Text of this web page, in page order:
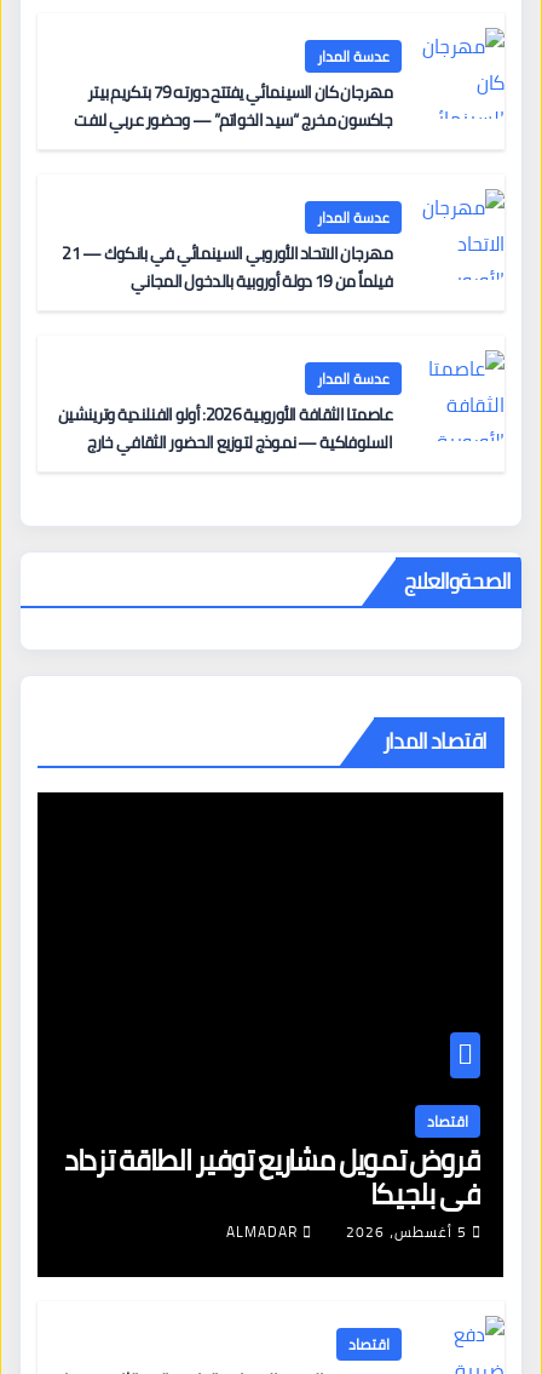
عدسة المدار
مهرجان كان السينمائي يفتتح دورته 79 بتكريم بيتر
جاكسون مخرج “سيد الخواتم” — وحضور عربي لافت
عدسة المدار
مهرجان الاتحاد الأوروبي السينمائي في بانكوك — 21
فيلماً من 19 دولة أوروبية بالدخول المجاني
عدسة المدار
عاصمتا الثقافة الأوروبية 2026: أولو الفنلندية وترينشين
السلوفاكية — نموذج لتوزيع الحضور الثقافي خارج
الصحةوالعلاج
اقتصاد المدار
اقتصاد
قروض تمويل مشاريع توفير الطاقة تزداد
في بلجيكا
5 أغسطس، 2026 ALMADAR
اقتصاد